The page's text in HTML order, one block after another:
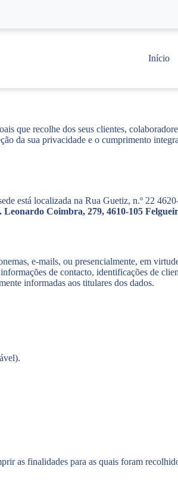
Início
que recolhe dos seus clientes,
da sua privacidade e o cumprimento
está localizada na Rua Guetiz, n.º 22
Leonardo Coimbra, 279, 4610-105
e-mails, ou presencialmente, em
de contacto, identificações de
informadas aos titulares dos dados.
as finalidades para as quais foram